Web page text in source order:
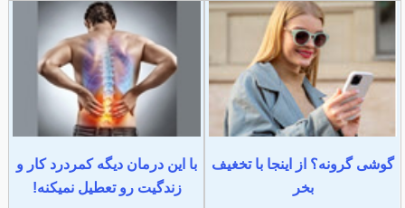
گوشی گرونه؟ از اینجا با تخغیف
بخر
با این درمان دیگه کمردرد کار و
زندگیت رو تعطیل نمیکنه!